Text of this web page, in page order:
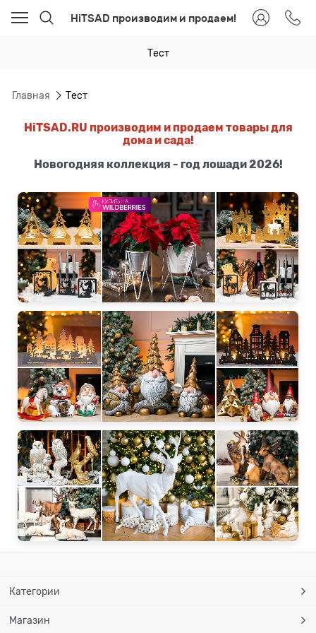
HiTSAD производим и продаем!
Тест
Главная Тест
HiTSAD.RU производим и продаем товары для
дома и сада!
Новогодняя коллекция - год лошади 2026!
Категории
Магазин